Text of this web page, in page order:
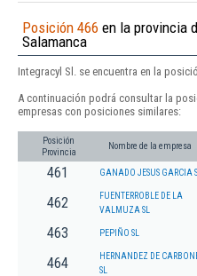
Posición 466 en la provincia
Salamanca
Integracyl Sl. se encuentra en la
A continuación podrá consultar la
empresas con posiciones similares:
Posición
Provincia
Nombre de la empresa
461 GANADO JESUS GARCIA
462
FUENTERROBLE DE LA
VALMUZA SL
463 PEPIÑO SL
464
HERNANDEZ DE
SL